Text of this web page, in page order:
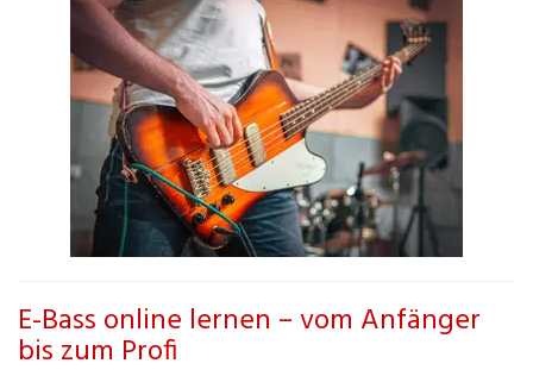
E-Bass online lernen – vom Anfänger
bis zum Profi